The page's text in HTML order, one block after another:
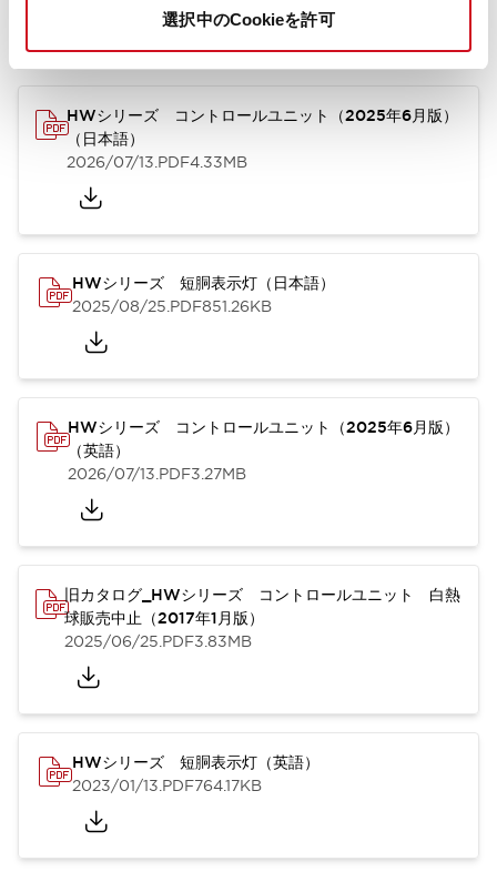
選択中のCookieを許可
取扱説明書 CAD 規格・認証
HWシリーズ コントロールユニット（2025年6月版）
（日本語）
2026/07/13.PDF4.33MB
HWシリーズ 短胴表示灯（日本語）
2025/08/25.PDF851.26KB
HWシリーズ コントロールユニット（2025年6月版）
（英語）
2026/07/13.PDF3.27MB
旧カタログ_HWシリーズ コントロールユニット 白熱
球販売中止（2017年1月版）
2025/06/25.PDF3.83MB
HWシリーズ 短胴表示灯（英語）
2023/01/13.PDF764.17KB